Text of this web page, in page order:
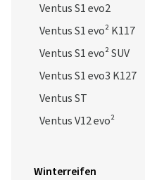
Ventus S1 evo2
Ventus S1 evo² K117
Ventus S1 evo² SUV
Ventus S1 evo3 K127
Ventus ST
Ventus V12 evo²
Winterreifen